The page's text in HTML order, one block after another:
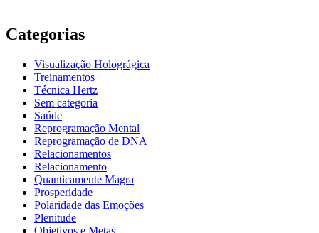
Categorias
Visualização Holográgica
Treinamentos
Técnica Hertz
Sem categoria
Saúde
Reprogramação Mental
Reprogramação de DNA
Relacionamentos
Relacionamento
Quanticamente Magra
Prosperidade
Polaridade das Emoções
Plenitude